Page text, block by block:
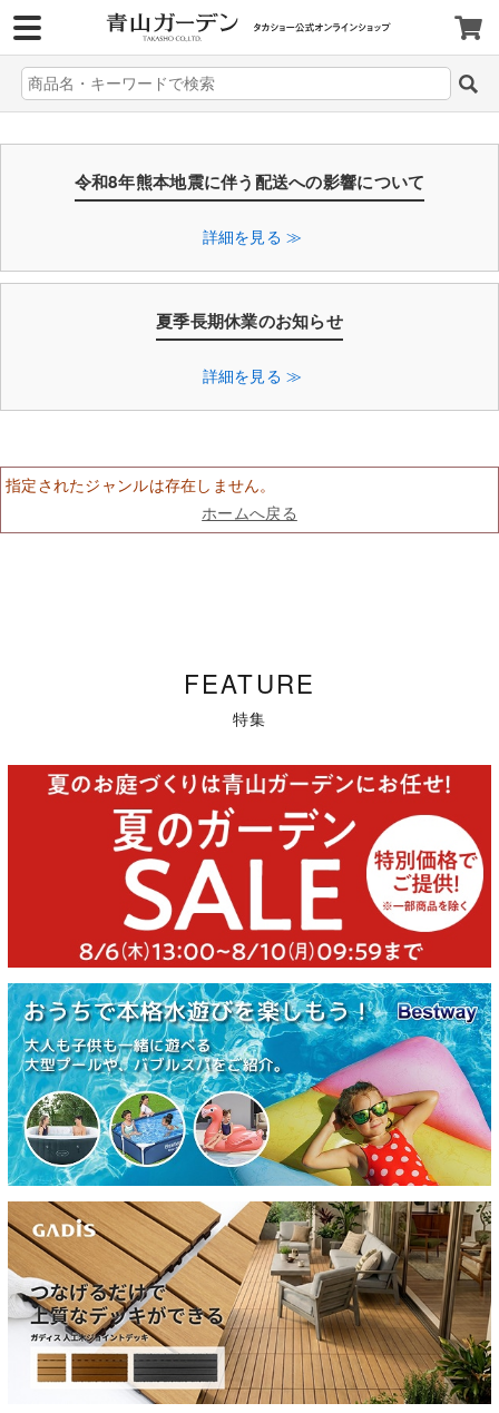
令和8年熊本地震に伴う配送への影響について
詳細を見る ≫
夏季長期休業のお知らせ
詳細を見る ≫
指定されたジャンルは存在しません。
ホームへ戻る
FEATURE
特集